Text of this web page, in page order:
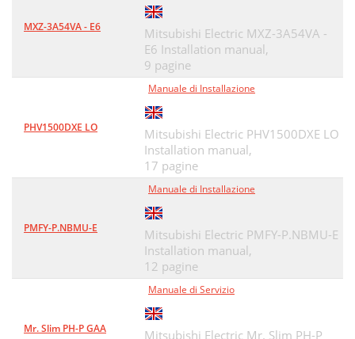
MXZ-3A54VA - E6
Mitsubishi Electric MXZ-3A54VA -
E6 Installation manual,
9 pagine
PHV1500DXE LO
Manuale di Installazione
Mitsubishi Electric PHV1500DXE LO
Installation manual,
17 pagine
PMFY-P.NBMU-E
Manuale di Installazione
Mitsubishi Electric PMFY-P.NBMU-E
Installation manual,
12 pagine
Mr. Slim PH-P GAA
Manuale di Servizio
Mitsubishi Electric Mr. Slim PH-P